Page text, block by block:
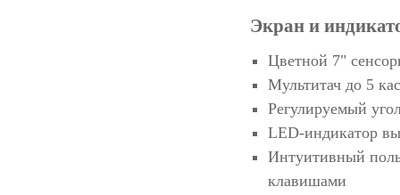
Экран и
Цветной 7"
Мультитач до 5
Регулируемый
LED-индикатор
Интуитивный
клавишами